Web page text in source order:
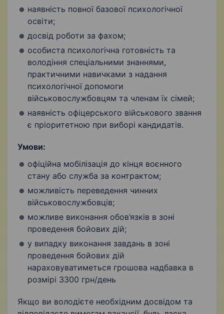
наявність повної базової психологічної
освіти;
досвід роботи за фахом;
особиста психологічна готовність та
володіння спеціальними знаннями,
практичними навичками з надання
психологічної допомоги
військовослужбовцям та членам їх сімей;
наявність офіцерського військового звання
є пріоритетною при виборі кандидатів.
Умови:
офіційна мобілізація до кінця воєнного
стану або служба за контрактом;
можливість переведення чинних
військовослужбовців;
можливе виконання обов’язків в зоні
проведення бойових дій;
у випадку виконання завдань в зоні
проведення бойових дій
нараховуватиметься грошова надбавка в
розмірі 3300 грн/день
Якщо ви володієте необхідним досвідом та